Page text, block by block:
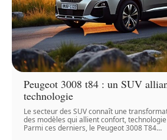
Peugeot 3008 t84 : un SUV
technologie
Le secteur des SUV connaît une
des modèles qui allient confort,
Parmi ces derniers, le Peugeot 3008 T84…